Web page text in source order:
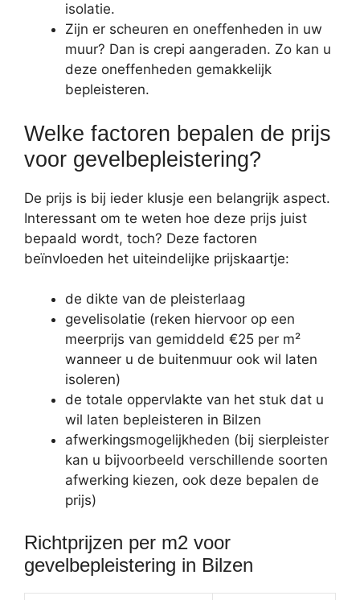
isolatie.
Zijn er scheuren en oneffenheden in uw
muur? Dan is crepi aangeraden. Zo kan u
deze oneffenheden gemakkelijk
bepleisteren.
Welke factoren bepalen de prijs
voor gevelbepleistering?
De prijs is bij ieder klusje een belangrijk aspect.
Interessant om te weten hoe deze prijs juist
bepaald wordt, toch? Deze factoren
beïnvloeden het uiteindelijke prijskaartje:
de dikte van de pleisterlaag
gevelisolatie (reken hiervoor op een
meerprijs van gemiddeld €25 per m²
wanneer u de buitenmuur ook wil laten
isoleren)
de totale oppervlakte van het stuk dat u
wil laten bepleisteren in Bilzen
afwerkingsmogelijkheden (bij sierpleister
kan u bijvoorbeeld verschillende soorten
afwerking kiezen, ook deze bepalen de
prijs)
Richtprijzen per m2 voor
gevelbepleistering in Bilzen